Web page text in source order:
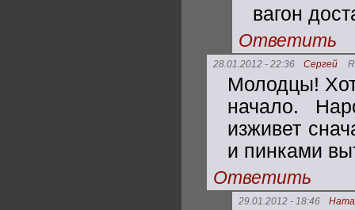
вагон
Ответить
28.01.2012 - 22:36 Сергей
Молодцы!
начало.
изживет
и пинками
Ответить
29.01.2012 - 18:46